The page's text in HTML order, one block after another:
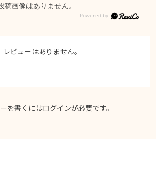
稿画像はありません。
レビューはありません。
を書くにはログインが必要です。